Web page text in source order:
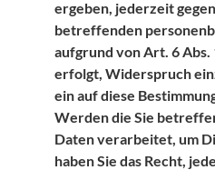
ergeben, jederzeit
betreffenden
aufgrund von Art. 6 Abs.
erfolgt, Widerspruch
ein auf diese
Werden die Sie
Daten verarbeitet, um
haben Sie das Recht,